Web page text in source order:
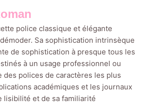
police classique et élégante
Sa sophistication intrinsèque
de sophistication à presque tous les
à un usage professionnel ou
des polices de caractères les plus
académiques et les journaux
lisibilité et de sa familiarité